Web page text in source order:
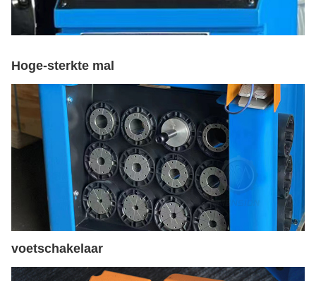
Hoge-sterkte mal
voetschakelaar